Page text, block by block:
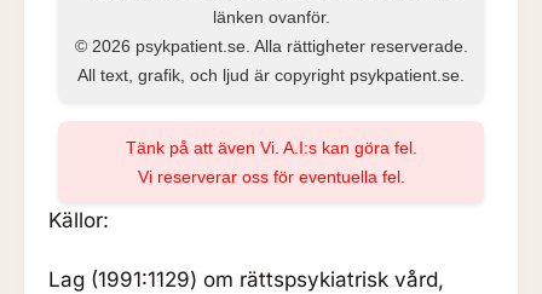
länken ovanför.
© 2026 psykpatient.se. Alla rättigheter reserverade.
All text, grafik, och ljud är copyright psykpatient.se.
Tänk på att även Vi. A.I:s kan göra fel.
Vi reserverar oss för eventuella fel.
Källor:
Lag (1991:1129) om rättspsykiatrisk vård,